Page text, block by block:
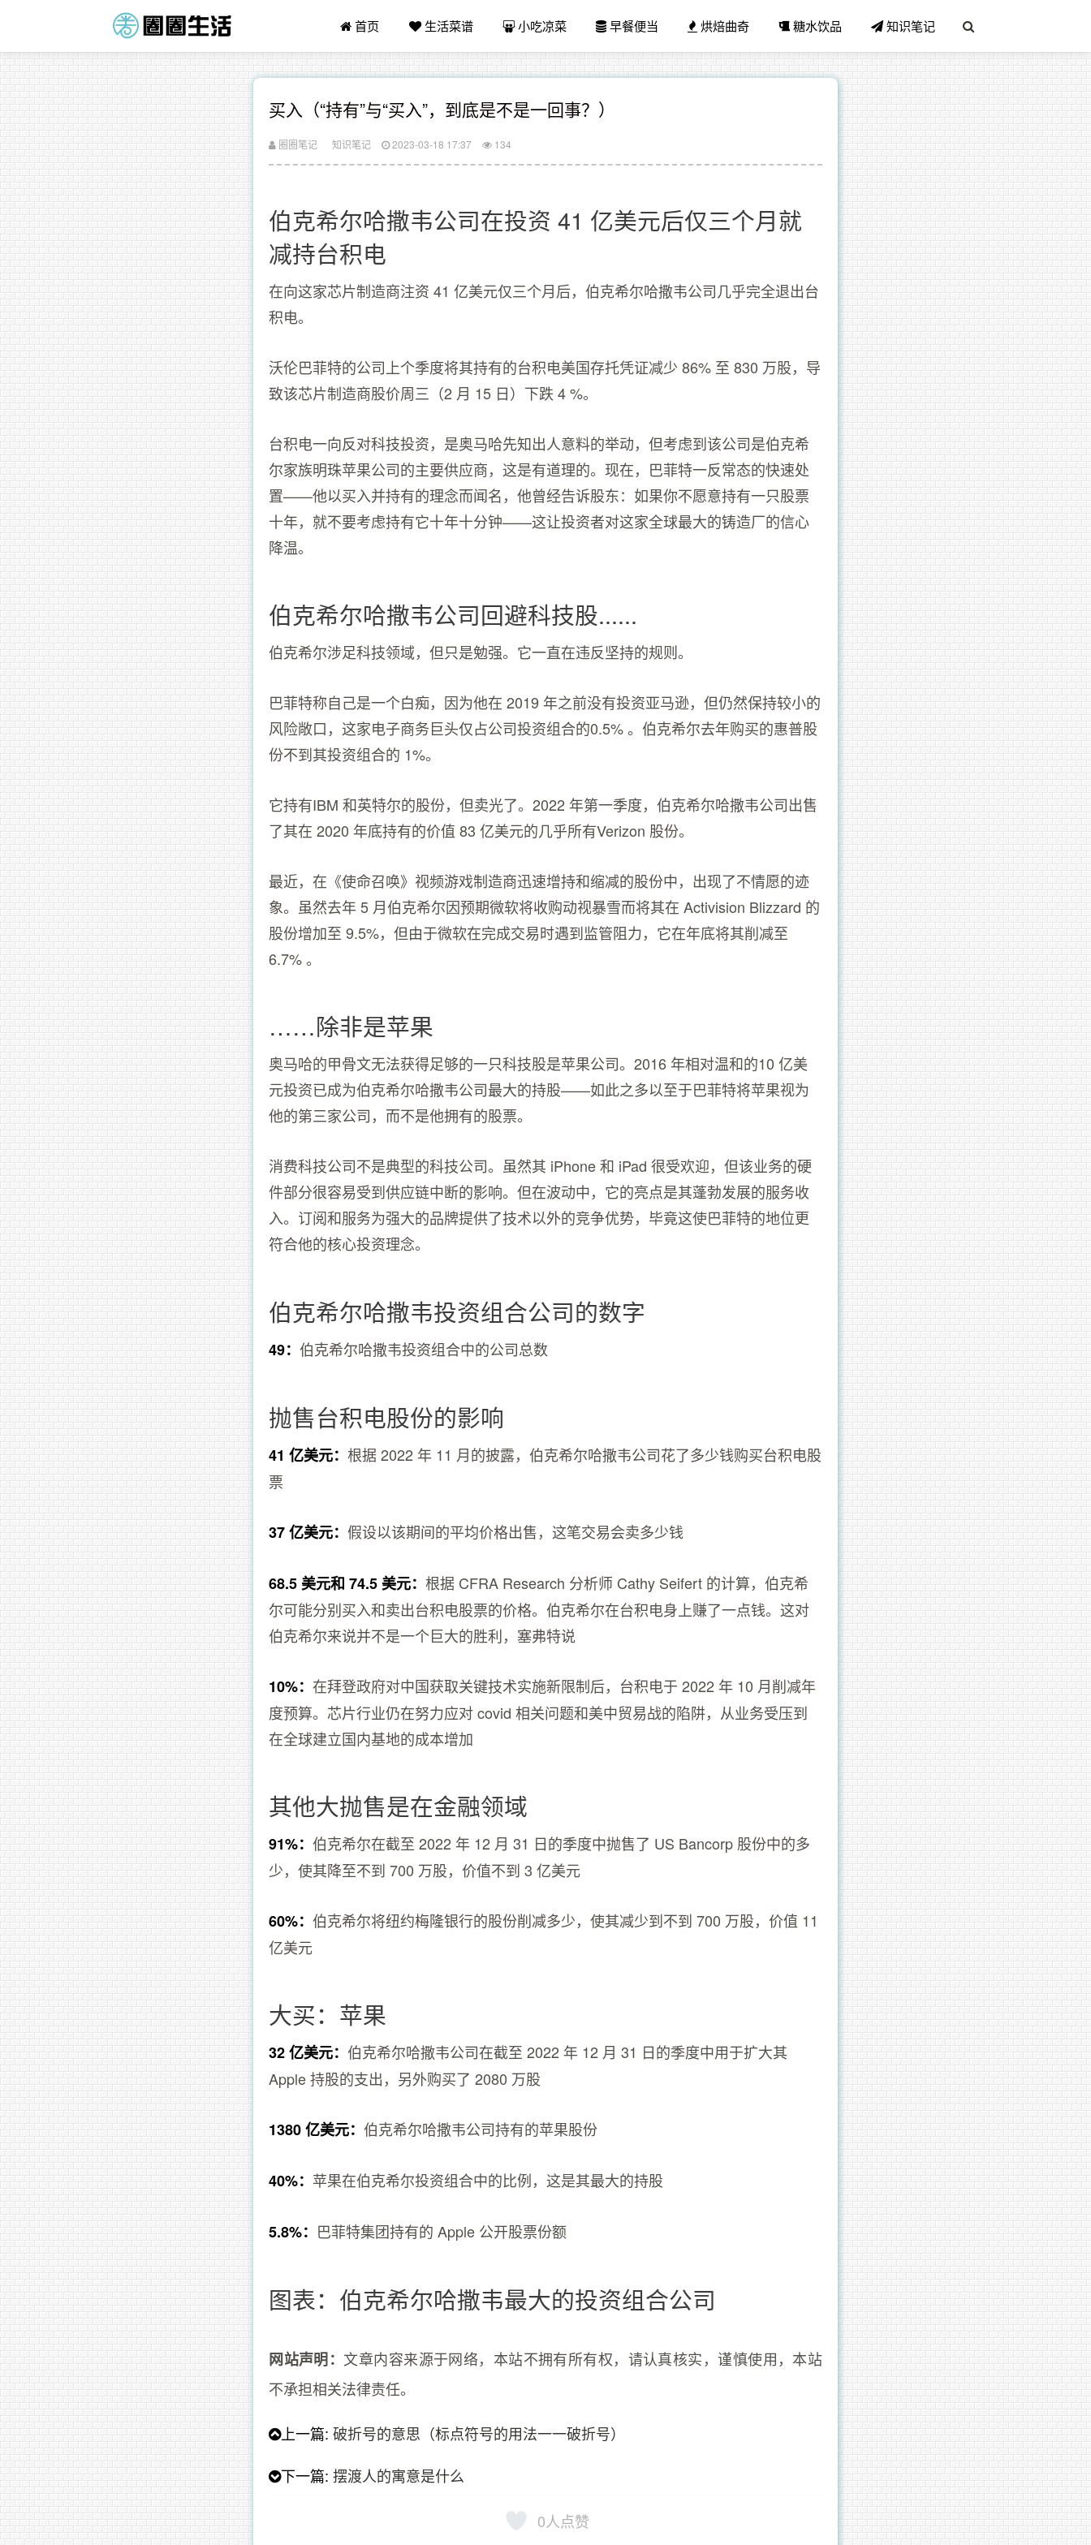
首页 生活菜谱 小吃凉菜 早餐便当 烘焙曲奇 糖水饮品 知识笔记
买入（“持有”与“买入”，到底是不是一回事？）
圈圈笔记 知识笔记 2023-03-18 17:37 134
伯克希尔哈撒韦公司在投资 41 亿美元后仅三个月就
减持台积电
在向这家芯片制造商注资 41 亿美元仅三个月后，伯克希尔哈撒韦公司几乎完全退出台
积电。
沃伦巴菲特的公司上个季度将其持有的台积电美国存托凭证减少 86% 至 830 万股，导
致该芯片制造商股价周三（2 月 15 日）下跌 4 %。
台积电一向反对科技投资，是奥马哈先知出人意料的举动，但考虑到该公司是伯克希
尔家族明珠苹果公司的主要供应商，这是有道理的。现在，巴菲特一反常态的快速处
置——他以买入并持有的理念而闻名，他曾经告诉股东：如果你不愿意持有一只股票
十年，就不要考虑持有它十年十分钟——这让投资者对这家全球最大的铸造厂的信心
降温。
伯克希尔哈撒韦公司回避科技股......
伯克希尔涉足科技领域，但只是勉强。它一直在违反坚持的规则。
巴菲特称自己是一个白痴，因为他在 2019 年之前没有投资亚马逊，但仍然保持较小的
风险敞口，这家电子商务巨头仅占公司投资组合的0.5% 。伯克希尔去年购买的惠普股
份不到其投资组合的 1%。
它持有IBM 和英特尔的股份，但卖光了。2022 年第一季度，伯克希尔哈撒韦公司出售
了其在 2020 年底持有的价值 83 亿美元的几乎所有Verizon 股份。
最近，在《使命召唤》视频游戏制造商迅速增持和缩减的股份中，出现了不情愿的迹
象。虽然去年 5 月伯克希尔因预期微软将收购动视暴雪而将其在 Activision Blizzard 的
股份增加至 9.5%，但由于微软在完成交易时遇到监管阻力，它在年底将其削减至
6.7% 。
……除非是苹果
奥马哈的甲骨文无法获得足够的一只科技股是苹果公司。2016 年相对温和的10 亿美
元投资已成为伯克希尔哈撒韦公司最大的持股——如此之多以至于巴菲特将苹果视为
他的第三家公司，而不是他拥有的股票。
消费科技公司不是典型的科技公司。虽然其 iPhone 和 iPad 很受欢迎，但该业务的硬
件部分很容易受到供应链中断的影响。但在波动中，它的亮点是其蓬勃发展的服务收
入。订阅和服务为强大的品牌提供了技术以外的竞争优势，毕竟这使巴菲特的地位更
符合他的核心投资理念。
伯克希尔哈撒韦投资组合公司的数字
49：伯克希尔哈撒韦投资组合中的公司总数
抛售台积电股份的影响
41 亿美元：根据 2022 年 11 月的披露，伯克希尔哈撒韦公司花了多少钱购买台积电股
票
37 亿美元：假设以该期间的平均价格出售，这笔交易会卖多少钱
68.5 美元和 74.5 美元：根据 CFRA Research 分析师 Cathy Seifert 的计算，伯克希
尔可能分别买入和卖出台积电股票的价格。伯克希尔在台积电身上赚了一点钱。这对
伯克希尔来说并不是一个巨大的胜利，塞弗特说
10%：在拜登政府对中国获取关键技术实施新限制后，台积电于 2022 年 10 月削减年
度预算。芯片行业仍在努力应对 covid 相关问题和美中贸易战的陷阱，从业务受压到
在全球建立国内基地的成本增加
其他大抛售是在金融领域
91%：伯克希尔在截至 2022 年 12 月 31 日的季度中抛售了 US Bancorp 股份中的多
少，使其降至不到 700 万股，价值不到 3 亿美元
60%：伯克希尔将纽约梅隆银行的股份削减多少，使其减少到不到 700 万股，价值 11
亿美元
大买：苹果
32 亿美元：伯克希尔哈撒韦公司在截至 2022 年 12 月 31 日的季度中用于扩大其
Apple 持股的支出，另外购买了 2080 万股
1380 亿美元：伯克希尔哈撒韦公司持有的苹果股份
40%： 苹果在伯克希尔投资组合中的比例，这是其最大的持股
5.8%： 巴菲特集团持有的 Apple 公开股票份额
图表：伯克希尔哈撒韦最大的投资组合公司
网站声明： 文章内容来源于网络，本站不拥有所有权，请认真核实，谨慎使用，本站
不承担相关法律责任。
上一篇:破折号的意思（标点符号的用法一一破折号）
下一篇:摆渡人的寓意是什么
0人点赞